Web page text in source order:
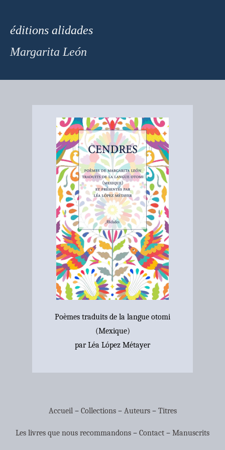
éditions alidades
Margarita León
Poèmes traduits de la langue otomi
(Mexique)
par Léa López Métayer
Accueil– Collections– Auteurs– Titres
Les livres que nous recommandons – Contact – Manuscrits